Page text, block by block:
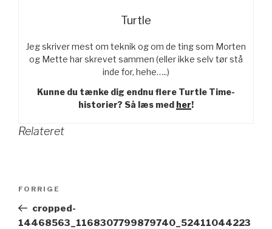
Turtle
Jeg skriver mest om teknik og om de ting som Morten
og Mette har skrevet sammen (eller ikke selv tør stå
inde for, hehe…..)
Kunne du tænke dig endnu flere Turtle Time-
historier? Så læs med her!
Relateret
Forrige
indlæg
FORRIGE
cropped-
14468563_1168307799879740_52411044223